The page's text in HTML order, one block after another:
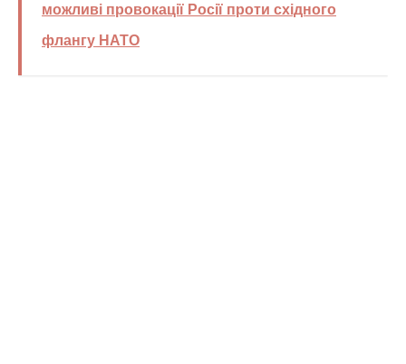
можливі провокації Росії проти східного
флангу НАТО